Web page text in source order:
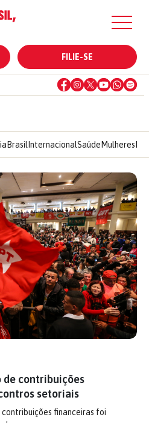
FILIE-SE
Brasil InternacionalSaúde Mulheres
de contribuições
setoriais
financeiras foi